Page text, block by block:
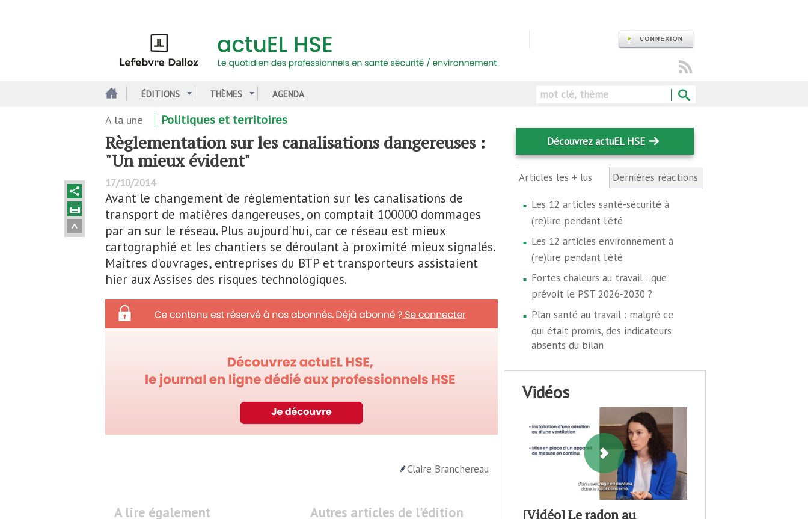
ÉDITIONS THÈMES AGENDA Rechercher
A la une Politiques et territoires
Règlementation sur les canalisations dangereuses :
"Un mieux évident"
17/10/2014
Avant le changement de règlementation sur les canalisations de
transport de matières dangereuses, on comptait 100000 dommages
par an sur le réseau. Plus aujourd'hui, car ce réseau est mieux
cartographié et les chantiers se déroulant à proximité mieux signalés.
Maîtres d'ouvrages, entreprises du BTP et transporteurs assistaient
hier aux Assises des risques technologiques.
Claire Branchereau
A lire également Autres articles de l'édition
Découvrez actuEL HSE
Articles les + lus (onglet
actif)
Dernières réactions
Les 12 articles santé-sécurité à
(re)lire pendant l'été
Les 12 articles environnement à
(re)lire pendant l'été
Fortes chaleurs au travail : que
prévoit le PST 2026-2030 ?
Plan santé au travail : malgré ce
qui était promis, des indicateurs
absents du bilan
vidéos
[Vidéo] Le radon au